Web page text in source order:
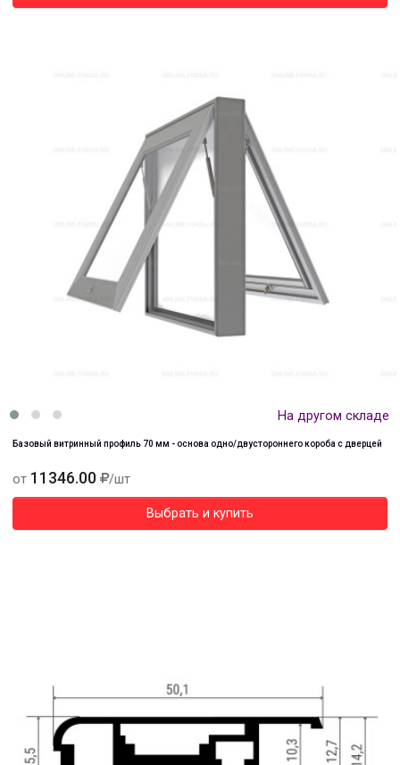
На другом складе
Базовый витринный профиль 70 мм - основа одно/двустороннего короба с дверцей
от 11346.00 /шт
Выбрать и купить